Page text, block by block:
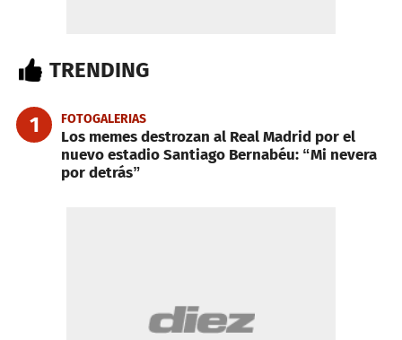
TRENDING
1 FOTOGALERIAS
Los memes destrozan al Real Madrid por el
nuevo estadio Santiago Bernabéu: “Mi nevera
por detrás”